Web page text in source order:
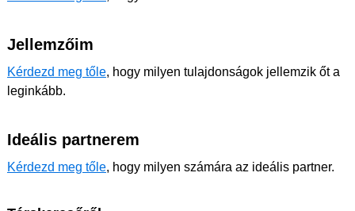
Jellemzőim
Kérdezd meg tőle, hogy milyen tulajdonságok jellemzik őt a
leginkább.
Ideális partnerem
Kérdezd meg tőle, hogy milyen számára az ideális partner.